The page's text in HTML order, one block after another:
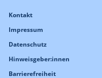
Kontakt
Impressum
Datenschutz
Hinweisgeber:innen
Barrierefreiheit